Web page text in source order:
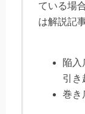
ている場
は解説記
陥入
引き
巻き